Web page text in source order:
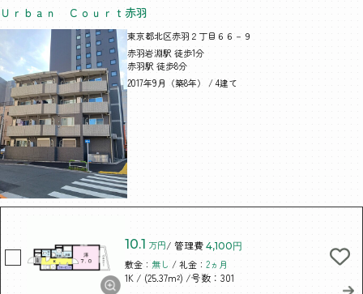
Ｕｒｂａｎ Ｃｏｕｒｔ赤羽
東京都北区赤羽２丁目６６－９
赤羽岩淵駅 徒歩1分
赤羽駅 徒歩8分
2017年9月（築8年） / 4建て
10.1 万円/ 管理費 4,100円
敷金： 無し / 礼金：2ヵ月
1K / (25.37m²) /号数：301